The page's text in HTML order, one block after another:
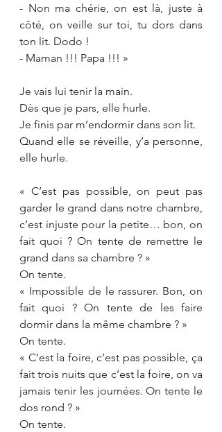
- Non ma chérie, on est là, juste à
côté, on veille sur toi, tu dors dans
ton lit. Dodo !
- Maman !!! Papa !!! »
Je vais lui tenir la main.
Dès que je pars, elle hurle.
Je finis par m’endormir dans son lit.
Quand elle se réveille, y’a personne,
elle hurle.
« C’est pas possible, on peut pas
garder le grand dans notre chambre,
c’est injuste pour la petite… bon, on
fait quoi ? On tente de remettre le
grand dans sa chambre ? »
On tente.
« Impossible de le rassurer. Bon, on
fait quoi ? On tente de les faire
dormir dans la même chambre ? »
On tente.
« C’est la foire, c’est pas possible, ça
fait trois nuits que c’est la foire, on va
jamais tenir les journées. On tente le
dos rond ? »
On tente.